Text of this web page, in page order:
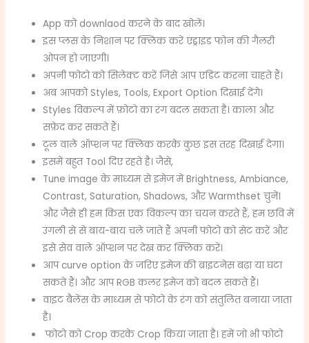
App को downlaod करने के बाद खोलें।
इस प्लस के निशान पर क्लिक करें एंड्राइड फोन की गैलरी
ओपन हो जाएगी।
अपनी फोटो को सिलेक्ट करें जिसे आप एडिट करना चाहते हैं।
अब आपको Styles, Tools, Export Option दिखाई देंगे।
Styles विकल्प में फ़ोटो का रंग बदल सकता है। काला और
सफ़ेद कर सकते हैं।
टूल वाले ऑप्शन पर क्लिक करके कुछ इस तरह दिखाई देगा।
इसमें बहुत Tool दिए रहते है। जैसे,
Tune image के माध्यम से इमेज में Brightness, Ambiance,
Contrast, Saturation, Shadows, और Warmthset चुनें।
और जैसे ही हम किस एक विकल्प का चयन करते हैं, हम छवि में
उंगली से से बाय-बाय चले जाते हैं अपनी फोटो को सेट करें और
इसे सेव वाले ऑप्शन पर देख कर क्लिक करें।
आप curve option के जरिए इमेज की ब्राइटनेस बढ़ा या घटा
सकते हैं। और आप RGB कलर इमेज को बदल सकते हैं।
वाइट बैलेंस के माध्यम से फोटो के रंग को संतुलित बनाया जाता
है।
फोटो को Crop करके Crop किया जाता है। हमें जो भी फोटो